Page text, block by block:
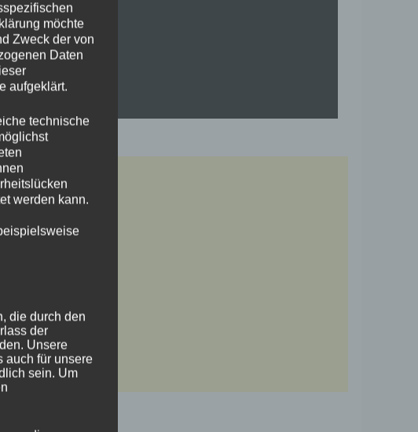
möchte
Zweck der von
Daten
aufgeklärt.
technische
werden kann.
die durch den
der
Unsere
auch für unsere
sein. Um